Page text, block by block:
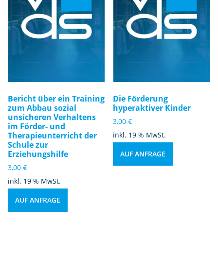
Bericht über ein Training
zum Abbau sozial
unsicheren Verhaltens
im Förder- und
Therapieunterricht der
Schule zur
Erziehungshilfe
3,00 €
inkl. 19 % MwSt.
AUF ANFRAGE
Die Förderung
hyperaktiver Kinder
3,00€
inkl. 19 % MwSt.
AUF ANFRAGE